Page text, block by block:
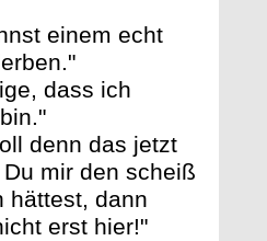
einem echt
dass ich
denn das jetzt
mir den scheiß
hättest, dann
erst hier!"